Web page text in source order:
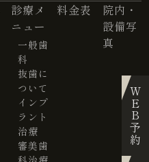
WEB予約
診療メ
ニュー
一般歯
科
抜歯に
ついて
インプ
ラント
治療
審美歯
料金表
院内・
設備写
真